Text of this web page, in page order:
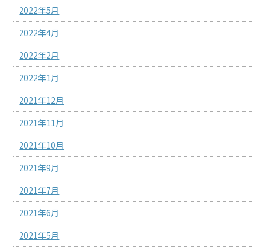
2022年5月
2022年4月
2022年2月
2022年1月
2021年12月
2021年11月
2021年10月
2021年9月
2021年7月
2021年6月
2021年5月